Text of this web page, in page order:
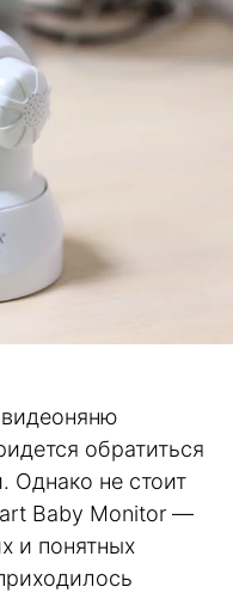
видеоняню
обратиться
Однако не стоит
Baby Monitor —
и понятных